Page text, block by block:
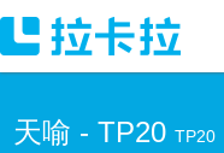
天喻 - TP20TP20